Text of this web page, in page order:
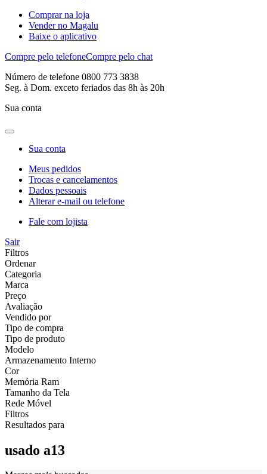
Comprar na loja
Vender no Magalu
Baixe o aplicativo
Compre pelo telefoneCompre pelo chat
Número de telefone 0800 773 3838
Seg. à Dom. exceto feriados das 8h às 20h
Sua conta
Sua conta
Meus pedidos
Trocas e cancelamentos
Dados pessoais
Alterar e-mail ou telefone
Fale com lojista
Sair
Filtros
Ordenar
Categoria
Marca
Preço
Avaliação
Vendido por
Tipo de compra
Tipo de produto
Modelo
Armazenamento Interno
Cor
Memória Ram
Tamanho da Tela
Rede Móvel
Filtros
Resultados para
usado a13